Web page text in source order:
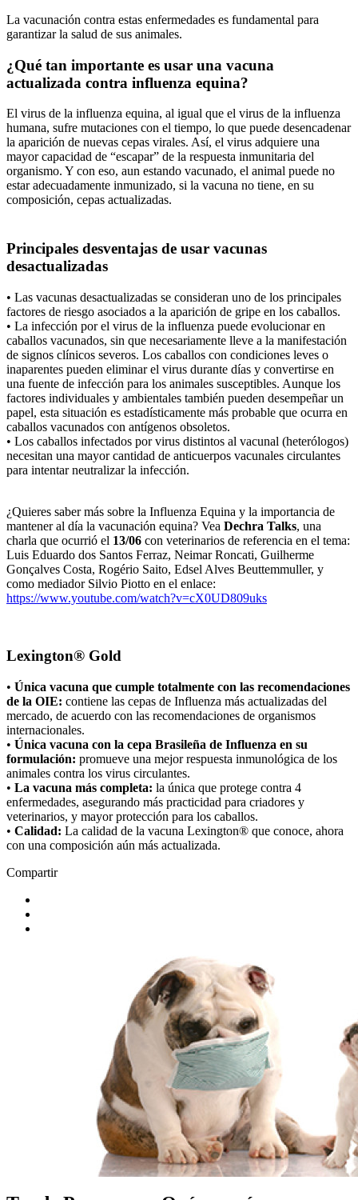
La vacunación contra estas enfermedades es fundamental para
garantizar la salud de sus animales.
¿Qué tan importante es usar una vacuna
actualizada contra influenza equina?
El virus de la influenza equina, al igual que el virus de la influenza
humana, sufre mutaciones con el tiempo, lo que puede desencadenar
la aparición de nuevas cepas virales. Así, el virus adquiere una
mayor capacidad de “escapar” de la respuesta inmunitaria del
organismo. Y con eso, aun estando vacunado, el animal puede no
estar adecuadamente inmunizado, si la vacuna no tiene, en su
composición, cepas actualizadas.
Principales desventajas de usar vacunas
desactualizadas
• Las vacunas desactualizadas se consideran uno de los principales
factores de riesgo asociados a la aparición de gripe en los caballos.
• La infección por el virus de la influenza puede evolucionar en
caballos vacunados, sin que necesariamente lleve a la manifestación
de signos clínicos severos. Los caballos con condiciones leves o
inaparentes pueden eliminar el virus durante días y convertirse en
una fuente de infección para los animales susceptibles. Aunque los
factores individuales y ambientales también pueden desempeñar un
papel, esta situación es estadísticamente más probable que ocurra en
caballos vacunados con antígenos obsoletos.
• Los caballos infectados por virus distintos al vacunal (heterólogos)
necesitan una mayor cantidad de anticuerpos vacunales circulantes
para intentar neutralizar la infección.
¿Quieres saber más sobre la Influenza Equina y la importancia de
mantener al día la vacunación equina? Vea Dechra Talks, una
charla que ocurrió el 13/06 con veterinarios de referencia en el tema:
Luis Eduardo dos Santos Ferraz, Neimar Roncati, Guilherme
Gonçalves Costa, Rogério Saito, Edsel Alves Beuttemmuller, y
como mediador Silvio Piotto en el enlace:
https://www.youtube.com/watch?v=cX0UD809uks
Lexington® Gold
• Única vacuna que cumple totalmente con las recomendaciones
de la OIE: contiene las cepas de Influenza más actualizadas del
mercado, de acuerdo con las recomendaciones de organismos
internacionales.
• Única vacuna con la cepa Brasileña de Influenza en su
formulación: promueve una mejor respuesta inmunológica de los
animales contra los virus circulantes.
• La vacuna más completa: la única que protege contra 4
enfermedades, asegurando más practicidad para criadores y
veterinarios, y mayor protección para los caballos.
• Calidad: La calidad de la vacuna Lexington® que conoce, ahora
con una composición aún más actualizada.
Compartir